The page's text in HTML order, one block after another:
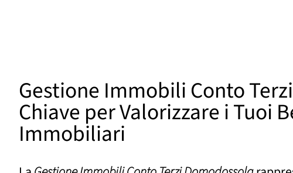
Gestione Immobili Conto
Chiave per Valorizzare i Tuoi
Immobiliari